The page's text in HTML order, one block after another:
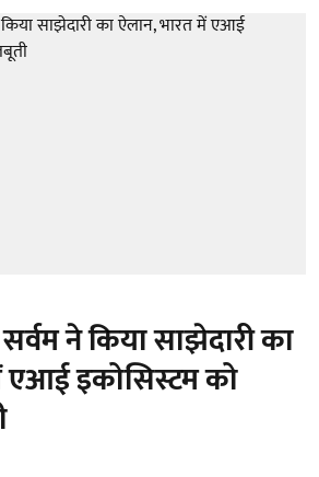
ने किया साझेदारी का
एआई इकोसिस्टम को